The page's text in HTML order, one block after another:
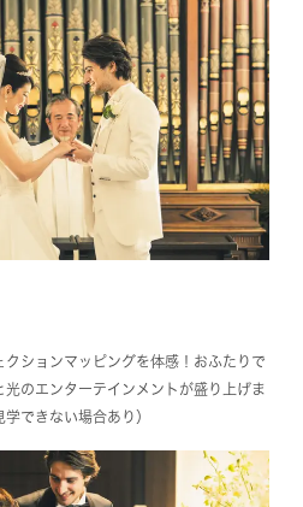
クションマッピングを体感！おふたりで
光のエンターテインメントが盛り上げま
できない場合あり）